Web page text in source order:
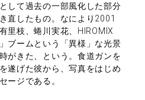
して過去の一部風化した部分
直したもの。なにより2001
里枝、蜷川実花、HIROMIX
ブームという「異様」な光景
がきた、という。食道ガンを
遂げた彼から、写真をはじめ
ージである。